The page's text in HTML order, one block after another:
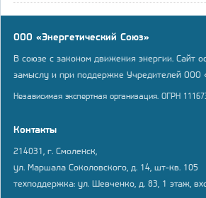
ООО «Энергетический Союз»
В союзе с законом движения энергии. Сайт
замыслу и при поддержке Учредителей ООО
Независимая экспертная организация. ОГРН
Контакты
214031, г. Смоленск,
ул. Маршала Соколовского, д. 14, шт-кв. 105
техподдержка: ул. Шевченко, д. 83, 1 этаж,